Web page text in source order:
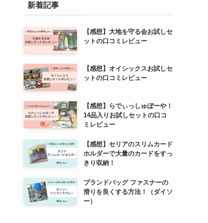
新着記事
【感想】大地を守る会お試しセ
ットの口コミレビュー
【感想】オイシックスお試しセ
ットの口コミレビュー
【感想】らでぃっしゅぼーや！
14品入りお試しセットの口コ
ミレビュー
【感想】セリアのスリムカード
ホルダーで大量のカードをすっ
きり収納！
ブランドバッグ ファスナーの
滑りを良くする方法！（ダイソ
ー）